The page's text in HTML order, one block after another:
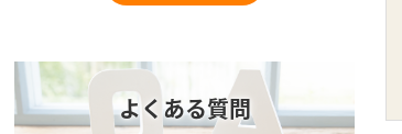
よくある質問